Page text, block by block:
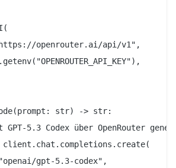
openrouter.ai/api/v1",
str) -> str:
GPT-5.3 Codex über OpenRouter
gpt-5.3-codex",